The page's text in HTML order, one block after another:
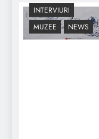
INTERVIURI
MUZEE
NEWS